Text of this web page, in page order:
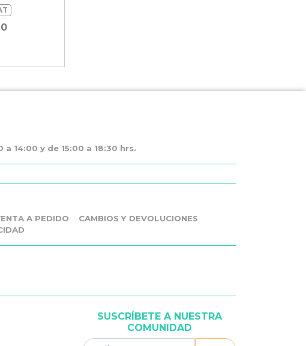
14:00 y de 15:00 a 18:30 hrs.
A PEDIDO
CAMBIOS Y DEVOLUCIONES
SUSCRÍBETE A NUESTRA
COMUNIDAD